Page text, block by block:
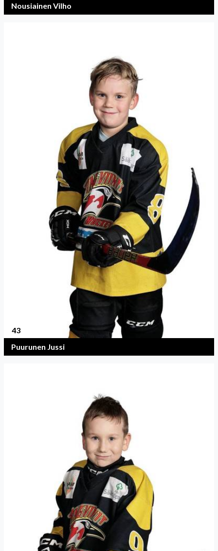
Nousiainen Vilho
43
Puurunen Jussi